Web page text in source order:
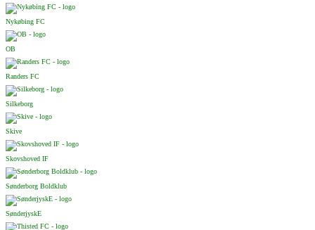
Nykøbing FC
OB
Randers FC
Silkeborg
Skive
Skovshoved IF
Sønderborg Boldklub
SønderjyskE